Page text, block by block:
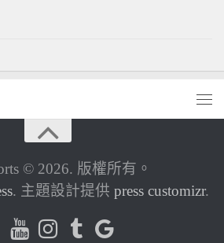
© 2026. 版權所有。
. 主題設計提供 press customizr.